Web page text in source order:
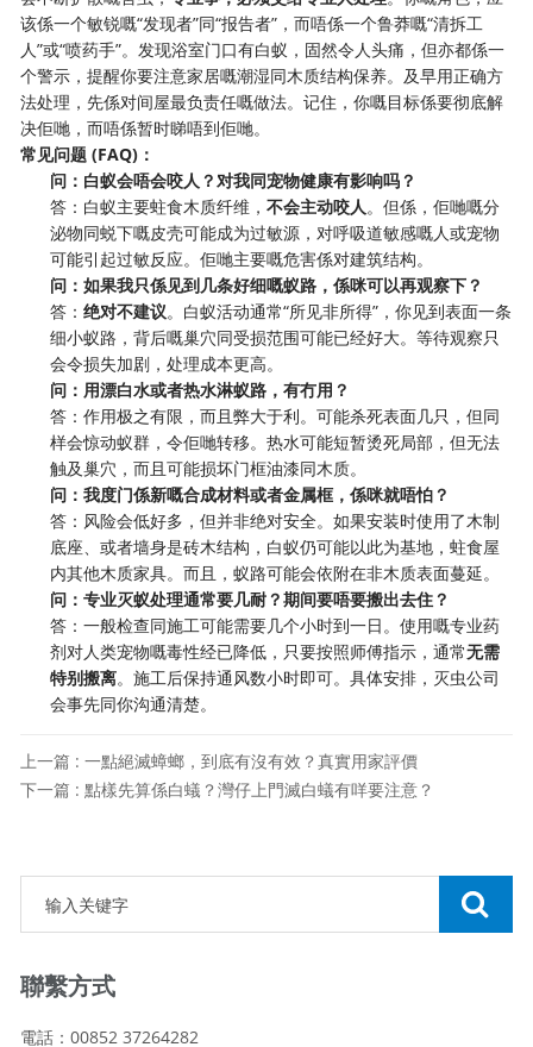
该係一个敏锐嘅“发现者”同“报告者”，而唔係一个鲁莽嘅“清拆工
人”或“喷药手”。发现浴室门口有白蚁，固然令人头痛，但亦都係一
个警示，提醒你要注意家居嘅潮湿同木质结构保养。及早用正确方
法处理，先係对间屋最负责任嘅做法。记住，你嘅目标係要彻底解
决佢哋，而唔係暂时睇唔到佢哋。
常见问题 (FAQ)：
问：白蚁会唔会咬人？对我同宠物健康有影响吗？
答：白蚁主要蛀食木质纤维，不会主动咬人。但係，佢哋嘅分
泌物同蜕下嘅皮壳可能成为过敏源，对呼吸道敏感嘅人或宠物
可能引起过敏反应。佢哋主要嘅危害係对建筑结构。
问：如果我只係见到几条好细嘅蚁路，係咪可以再观察下？
答：绝对不建议。白蚁活动通常“所见非所得”，你见到表面一条
细小蚁路，背后嘅巢穴同受损范围可能已经好大。等待观察只
会令损失加剧，处理成本更高。
问：用漂白水或者热水淋蚁路，有冇用？
答：作用极之有限，而且弊大于利。可能杀死表面几只，但同
样会惊动蚁群，令佢哋转移。热水可能短暂烫死局部，但无法
触及巢穴，而且可能损坏门框油漆同木质。
问：我度门係新嘅合成材料或者金属框，係咪就唔怕？
答：风险会低好多，但并非绝对安全。如果安装时使用了木制
底座、或者墙身是砖木结构，白蚁仍可能以此为基地，蛀食屋
内其他木质家具。而且，蚁路可能会依附在非木质表面蔓延。
问：专业灭蚁处理通常要几耐？期间要唔要搬出去住？
答：一般检查同施工可能需要几个小时到一日。使用嘅专业药
剂对人类宠物嘅毒性经已降低，只要按照师傅指示，通常无需
特别搬离。施工后保持通风数小时即可。具体安排，灭虫公司
会事先同你沟通清楚。
上一篇 : 一點絕滅蟑螂，到底有沒有效？真實用家評價
下一篇 : 點樣先算係白蟻？灣仔上門滅白蟻有咩要注意？
聯繫方式
電話：00852 37264282